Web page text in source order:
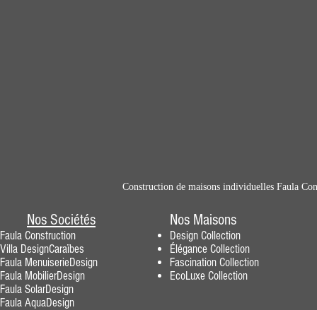
Construction de maisons individuelles Faula
Nos Sociétés
Faula Construction
Villa DesignCaraïbes
Faula MenuiserieDesign
Faula MobilierDesign
Faula SolarDesign
Faula AquaDesign
Nos Maisons
Design Collection
Élégance Collection
Fascination Collection
EcoLuxe Collection